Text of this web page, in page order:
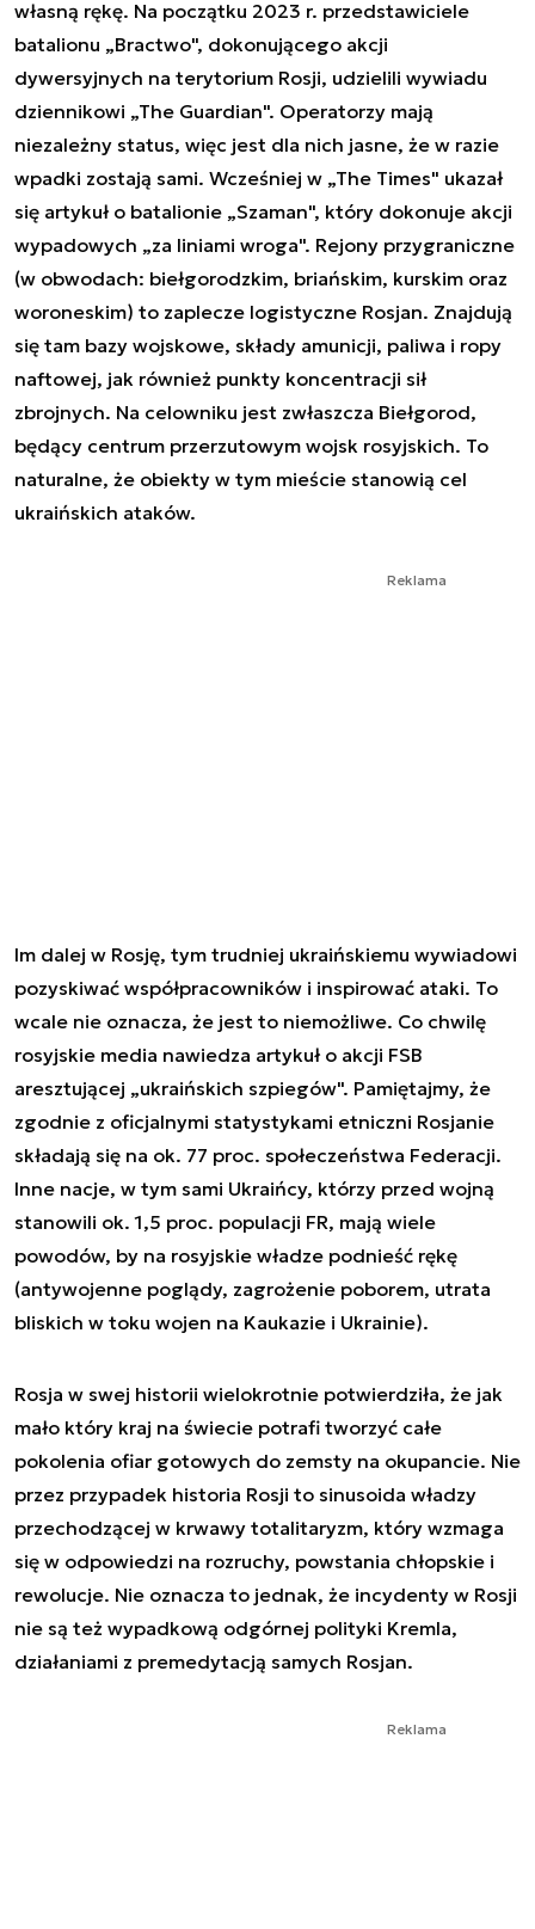
własną rękę. Na początku 2023 r. przedstawiciele
batalionu „Bractwo", dokonującego akcji
dywersyjnych na terytorium Rosji, udzielili wywiadu
dziennikowi „The Guardian". Operatorzy mają
niezależny status, więc jest dla nich jasne, że w razie
wpadki zostają sami. Wcześniej w „The Times" ukazał
się artykuł o batalionie „Szaman", który dokonuje akcji
wypadowych „za liniami wroga". Rejony przygraniczne
(w obwodach: biełgorodzkim, briańskim, kurskim oraz
woroneskim) to zaplecze logistyczne Rosjan. Znajdują
się tam bazy wojskowe, składy amunicji, paliwa i ropy
naftowej, jak również punkty koncentracji sił
zbrojnych. Na celowniku jest zwłaszcza Biełgorod,
będący centrum przerzutowym wojsk rosyjskich. To
naturalne, że obiekty w tym mieście stanowią cel
ukraińskich ataków.
Reklama
Im dalej w Rosję, tym trudniej ukraińskiemu wywiadowi
pozyskiwać współpracowników i inspirować ataki. To
wcale nie oznacza, że jest to niemożliwe. Co chwilę
rosyjskie media nawiedza artykuł o akcji FSB
aresztującej „ukraińskich szpiegów". Pamiętajmy, że
zgodnie z oficjalnymi statystykami etniczni Rosjanie
składają się na ok. 77 proc. społeczeństwa Federacji.
Inne nacje, w tym sami Ukraińcy, którzy przed wojną
stanowili ok. 1,5 proc. populacji FR, mają wiele
powodów, by na rosyjskie władze podnieść rękę
(antywojenne poglądy, zagrożenie poborem, utrata
bliskich w toku wojen na Kaukazie i Ukrainie).
Rosja w swej historii wielokrotnie potwierdziła, że jak
mało który kraj na świecie potrafi tworzyć całe
pokolenia ofiar gotowych do zemsty na okupancie. Nie
przez przypadek historia Rosji to sinusoida władzy
przechodzącej w krwawy totalitaryzm, który wzmaga
się w odpowiedzi na rozruchy, powstania chłopskie i
rewolucje. Nie oznacza to jednak, że incydenty w Rosji
nie są też wypadkową odgórnej polityki Kremla,
działaniami z premedytacją samych Rosjan.
Reklama